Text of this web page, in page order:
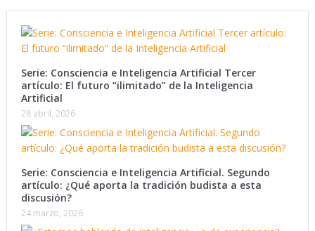
Serie: Consciencia e Inteligencia Artificial Tercer
artículo: El futuro “ilimitado” de la Inteligencia
Artificial
28 abril, 2026
Serie: Consciencia e Inteligencia Artificial. Segundo
artículo: ¿Qué aporta la tradición budista a esta
discusión?
24 marzo, 2026